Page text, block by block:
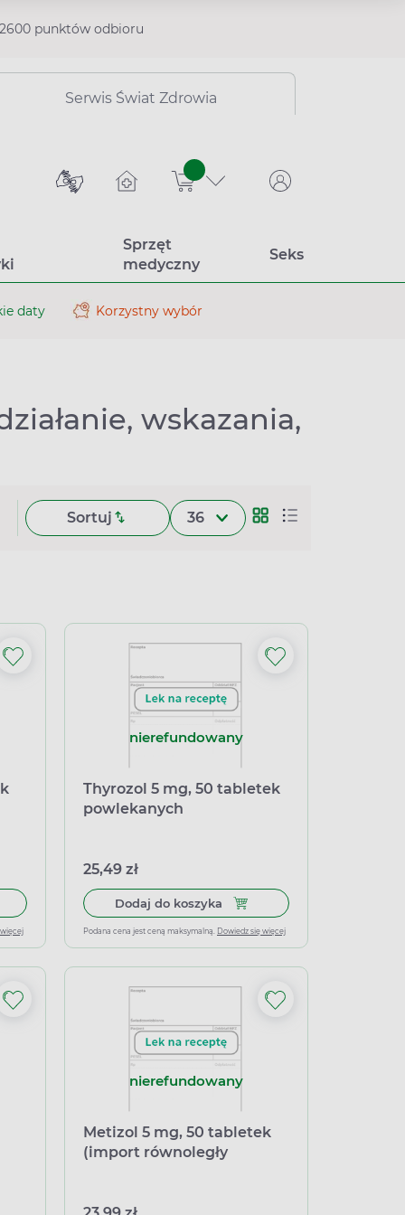
2600 punktów odbioru
Serwis Świat Zdrowia
sztuk
Sprzęt
medyczny
Seks
daty Korzystny wybór
wskazania,
Sortuj 36
miękkich
do koszyka Metizol 5 mg, 50 tabletek
nierefundowany
Thyrozol 5 mg, 50 tabletek
powlekanych
25,49 zł
Dodaj do koszyka Dodaj do koszyka Thyrozol
Podana cena jest ceną maksymalną. Dowiedz się więcej
nierefundowany
Metizol 5 mg, 50 tabletek
(import równoległy